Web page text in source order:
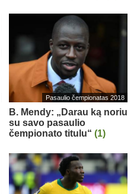
Pasaulio čempionatas 2018
B. Mendy: „Darau ką noriu
su savo pasaulio
čempionato titulu“ (1)